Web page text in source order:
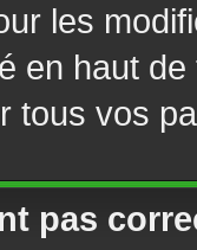
les
en haut
tous vos
pas